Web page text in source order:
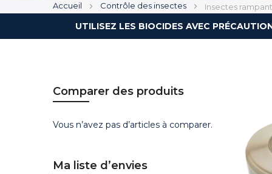
Accueil Contrôle des insectes Insectes
UTILISEZ LES BIOCIDES AVEC
Comparer des produits
Vous n’avez pas d’articles à comparer.
Ma liste d’envies